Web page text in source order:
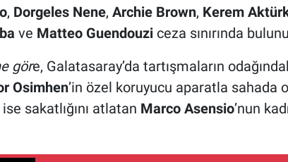
, Dorgeles Nene, Archie Brown, Kerem
ve Matteo Guendouziceza sınırında
göre, Galatasaray’da tartışmaların
Osimhen’in özel koruyucu aparatla sahada
sakatlığını atlatan Marco Asensio’nun